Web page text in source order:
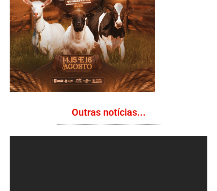
Outras notícias...